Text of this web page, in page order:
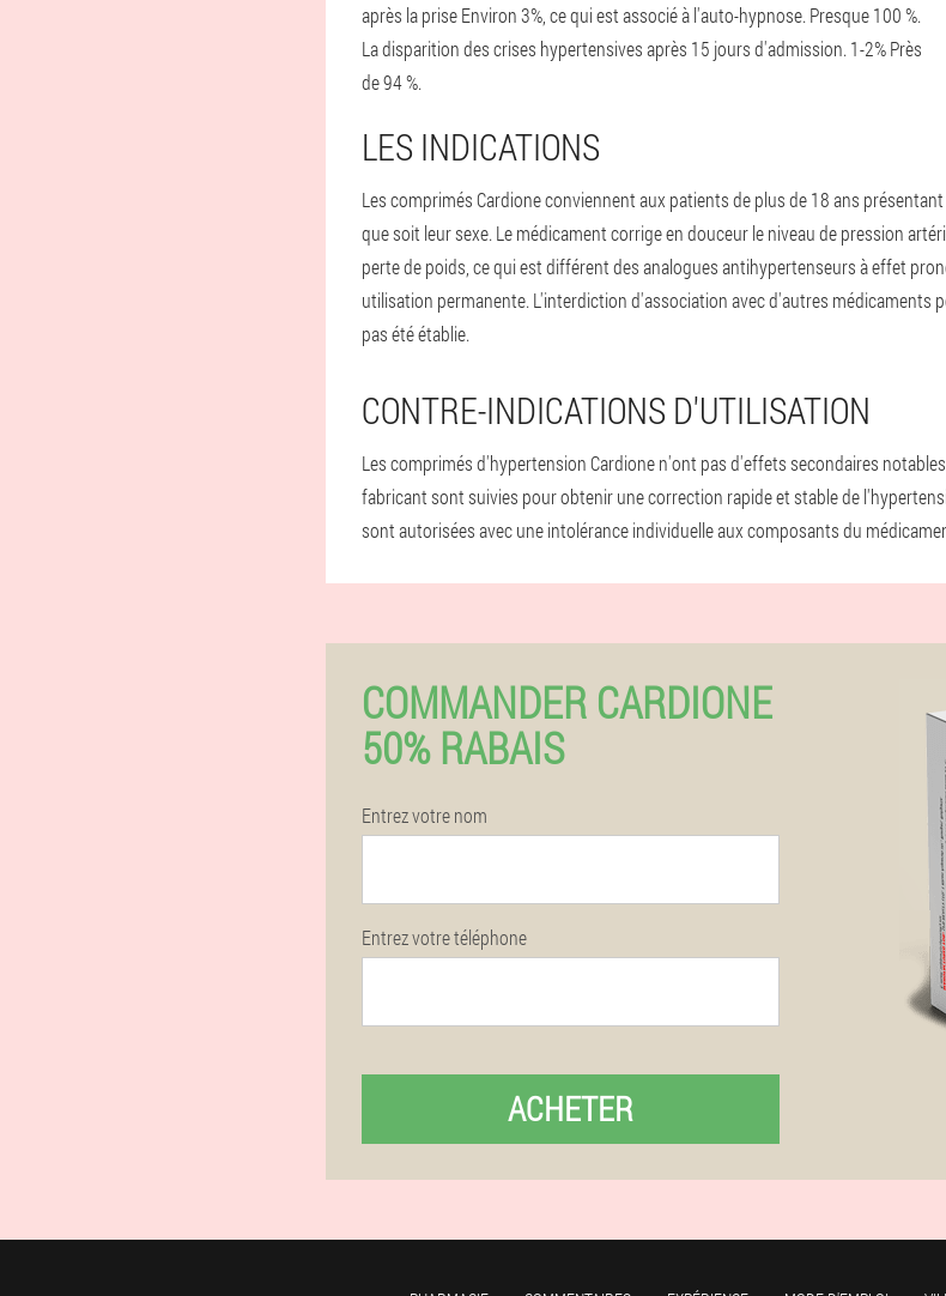
après la prise Environ 3%, ce qui est associé à l'auto-hypnose. Presque 100 %.
La disparition des crises hypertensives après 15 jours d'admission. 1-2% Près
de 94 %.
LES INDICATIONS
Les comprimés Cardione conviennent aux patients de plus de 18 ans
que soit leur sexe. Le médicament corrige en douceur le niveau de pression
perte de poids, ce qui est différent des analogues antihypertenseurs à effet
utilisation permanente. L'interdiction d'association avec d'autres médicaments
pas été établie.
CONTRE-INDICATIONS D'UTILISATION
Les comprimés d'hypertension Cardione n'ont pas d'effets secondaires
fabricant sont suivies pour obtenir une correction rapide et stable de
sont autorisées avec une intolérance individuelle aux composants du
COMMANDER CARDIONE
50% RABAIS
Entrez votre nom
Entrez votre téléphone
ACHETER